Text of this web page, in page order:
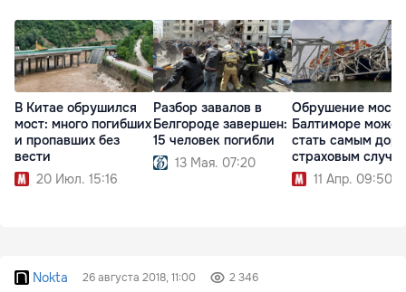
В Китае обрушился
мост: много погибших
и пропавших без
вести
20 Июл. 15:16
Разбор завалов в
Белгороде завершен:
15 человек погибли
13 Мая. 07:20
Обрушение
Балтиморе может
стать самым
страховым
11 Апр. 09:50
Nokta 26 августа 2018, 11:00 2 346